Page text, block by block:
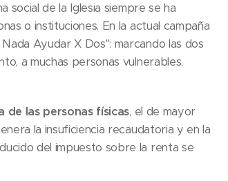
social de la Iglesia siempre se ha
o instituciones. En la actual campaña
Ayudar X Dos": marcando las dos
a muchas personas vulnerables.
de las personas físicas, el de mayor
la insuficiencia recaudatoria y en la
del impuesto sobre la renta se